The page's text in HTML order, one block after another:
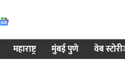
महाराष्ट्र मुंबई पुणे वेब